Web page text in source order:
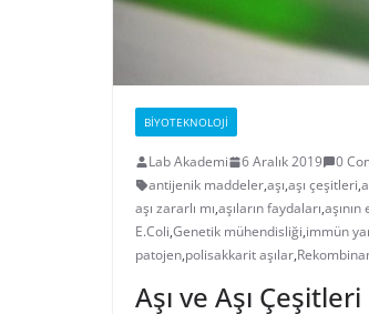
BIYOTEKNOLOJI
Lab Akademi 6 Aralık 2019
0
antijenik maddeler,aşı,aşı çeşitleri,
aşı zararlı mı,aşıların faydaları,
E.Coli,Genetik mühendisliği,immün
patojen,polisakkarit aşılar,
Aşı ve Aşı Çeşitleri